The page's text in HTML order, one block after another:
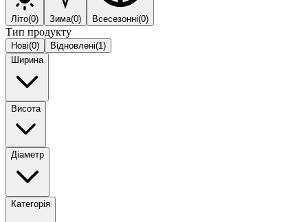
Літо(0) Зима(0) Всесезонні(0)
Тип продукту
Нові(0) Відновлені(1)
Ширина
Висота
Діаметр
Категорія